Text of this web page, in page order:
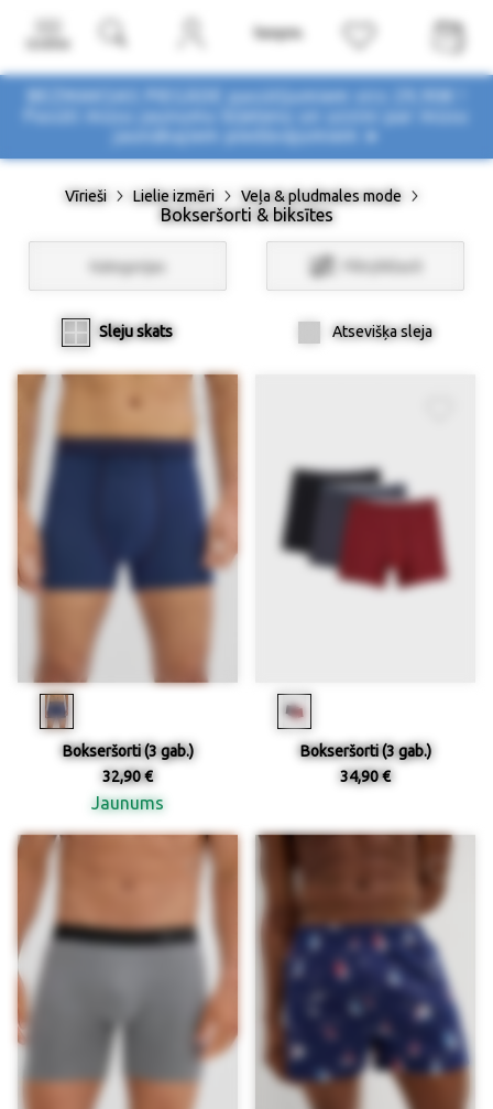
BEZMAKSAS PIEGĀDE pasūtījumiem virs 29,90€ !
Pasūti mūsu jaunumu biļetenu un uzzini par mūsu
Vīrieši Lielie izmēri Veļa & pludmales mode
Bokseršorti & biksītes
Kategorijas Filtri/Atlasīt
Sleju skats Atsevišķa sleja
Bokseršorti (3 gab.)
32,90 €
Jaunums
Bokseršorti (3 gab.)
34,90 €